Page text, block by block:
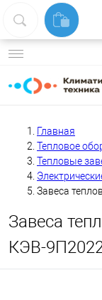
Главная
Тепловое
Тепловые
Завеса
Завеса
КЭВ-